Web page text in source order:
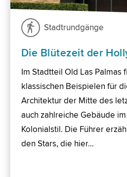
Stadtrundgänge
Die Blütezeit der
Im Stadtteil Old Las Palmas
klassischen Beispielen für
Architektur der Mitte des
auch zahlreiche Gebäude
Kolonialstil. Die Führer
den Stars, die hier…